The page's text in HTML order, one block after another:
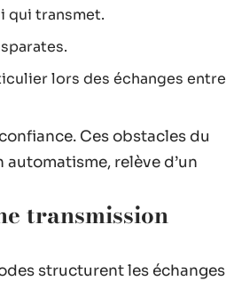
qui transmet.
lors des échanges entre
Ces obstacles du
relève d’un
transmission
structurent les échanges